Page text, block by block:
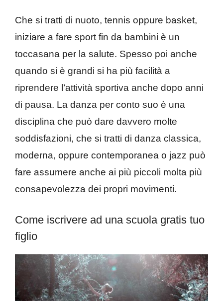
Che si tratti di nuoto, tennis oppure basket,
iniziare a fare sport fin da bambini è un
toccasana per la salute. Spesso poi anche
quando si è grandi si ha più facilità a
riprendere l’attività sportiva anche dopo anni
di pausa. La danza per conto suo è una
disciplina che può dare davvero molte
soddisfazioni, che si tratti di danza classica,
moderna, oppure contemporanea o jazz può
fare assumere anche ai più piccoli molta più
consapevolezza dei propri movimenti.
Come iscrivere ad una scuola gratis tuo
figlio